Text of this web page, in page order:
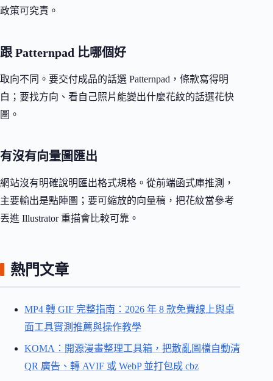
政策可究責。
跟 Patternpad 比哪個好
取向不同。要交付成品的話選 Patternpad，條款寫得明
白；要找方向、看自己照片能變出什麼花紋的話選花快
圖。
有沒有向量圖匯出
網站沒有明確說明匯出格式規格。從前端函式庫推測，
主要輸出是點陣圖；要可縮放的向量稿，把花紋當參考
丟進 Illustrator 重描會比較可靠。
熱門文章
MP4 轉 GIF 完整指南：2026 年 8 款免費線上與桌
面工具實測推薦與操作教學
KOMA：開源漫畫整理工具箱，把散亂圖檔自動清
QR 廣告、轉 AVIF 或 WebP 並打包成 cbz